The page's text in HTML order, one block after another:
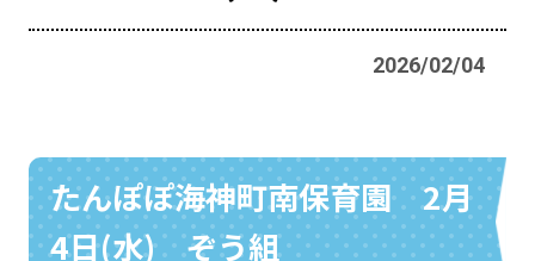
RECRUIT
2026/02/04
たんぽぽ海神町南保育園 2月
4日(水) ぞう組